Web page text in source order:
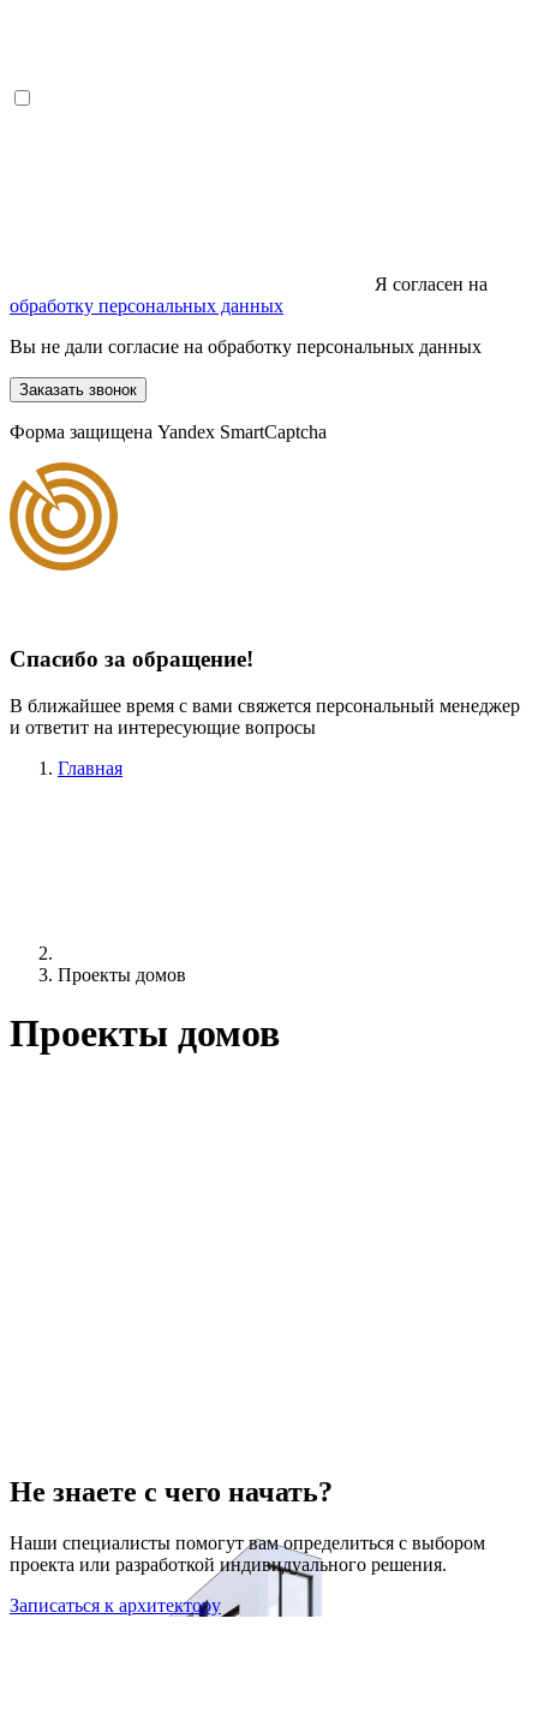
Я согласен на
обработку персональных данных
Вы не дали согласие на обработку персональных данных
Заказать звонок
Форма защищена Yandex SmartCaptcha
Спасибо за обращение!
В ближайшее время с вами свяжется персональный менеджер
и ответит на интересующие вопросы
Главная
Проекты домов
Проекты домов
Не знаете с чего начать?
Наши специалисты помогут вам определиться с выбором
проекта или разработкой индивидуального решения.
Записаться к архитектору